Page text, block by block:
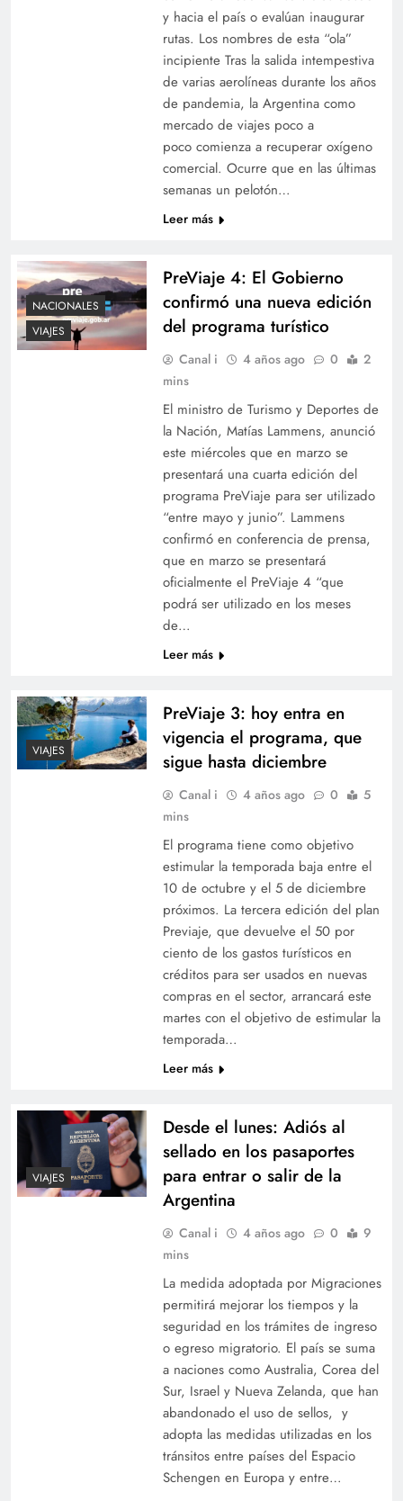
y hacia el país o evalúan inaugurar
rutas. Los nombres de esta “ola”
incipiente Tras la salida intempestiva
de varias aerolíneas durante los años
de pandemia, la Argentina como
mercado de viajes poco a
poco comienza a recuperar oxígeno
comercial. Ocurre que en las últimas
semanas un pelotón…
Leer más
NACIONALES
VIAJES
PreViaje 4: El Gobierno
confirmó una nueva edición
del programa turístico
Canal i 4 años ago 0
2
mins
El ministro de Turismo y Deportes de
la Nación, Matías Lammens, anunció
este miércoles que en marzo se
presentará una cuarta edición del
programa PreViaje para ser utilizado
“entre mayo y junio”. Lammens
confirmó en conferencia de prensa,
que en marzo se presentará
oficialmente el PreViaje 4 “que
podrá ser utilizado en los meses
de…
Leer más
VIAJES
PreViaje 3: hoy entra en
vigencia el programa, que
sigue hasta diciembre
Canal i 4 años ago 0
5
mins
El programa tiene como objetivo
estimular la temporada baja entre el
10 de octubre y el 5 de diciembre
próximos. La tercera edición del plan
Previaje, que devuelve el 50 por
ciento de los gastos turísticos en
créditos para ser usados en nuevas
compras en el sector, arrancará este
martes con el objetivo de estimular la
temporada…
Leer más
VIAJES
Desde el lunes: Adiós al
sellado en los pasaportes
para entrar o salir de la
Argentina
Canal i 4 años ago 0
9
mins
La medida adoptada por Migraciones
permitirá mejorar los tiempos y la
seguridad en los trámites de ingreso
o egreso migratorio. El país se suma
a naciones como Australia, Corea del
Sur, Israel y Nueva Zelanda, que han
abandonado el uso de sellos, y
adopta las medidas utilizadas en los
tránsitos entre países del Espacio
Schengen en Europa y entre…